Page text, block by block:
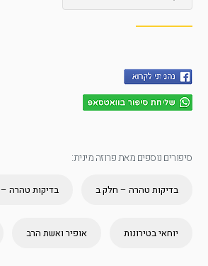
סיפורים נוספים מאת פרוזה מינית:
בדיקות טהרה – חלק ב בדיקות טהרה
יוחאי בטירונות אופיר ואשת הרב